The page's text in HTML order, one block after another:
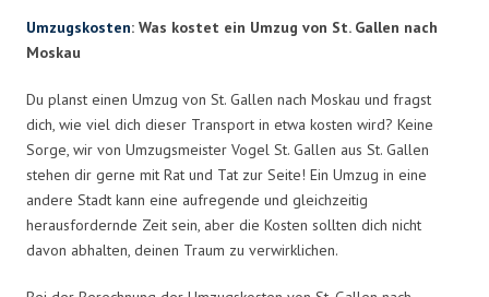
Umzugskosten: Was kostet ein Umzug von St. Gallen nach
Moskau
Du planst einen Umzug von St. Gallen nach Moskau und fragst
dich, wie viel dich dieser Transport in etwa kosten wird? Keine
Sorge, wir von Umzugsmeister Vogel St. Gallen aus St. Gallen
stehen dir gerne mit Rat und Tat zur Seite! Ein Umzug in eine
andere Stadt kann eine aufregende und gleichzeitig
herausfordernde Zeit sein, aber die Kosten sollten dich nicht
davon abhalten, deinen Traum zu verwirklichen.